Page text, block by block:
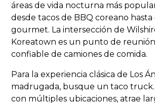
áreas de vida nocturna más
desde tacos de BBQ coreano
gourmet. La intersección de
Koreatown es un punto de
confiable de camiones de comida.
Para la experiencia clásica de Los
madrugada, busque un taco truck.
con múltiples ubicaciones, atrae